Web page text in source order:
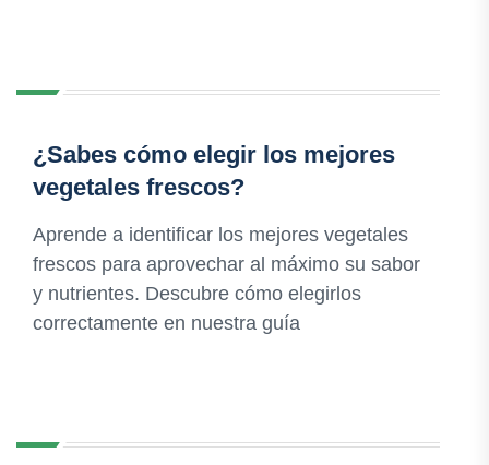
¿Sabes cómo elegir los mejores
vegetales frescos?
Aprende a identificar los mejores vegetales
frescos para aprovechar al máximo su sabor
y nutrientes. Descubre cómo elegirlos
correctamente en nuestra guía